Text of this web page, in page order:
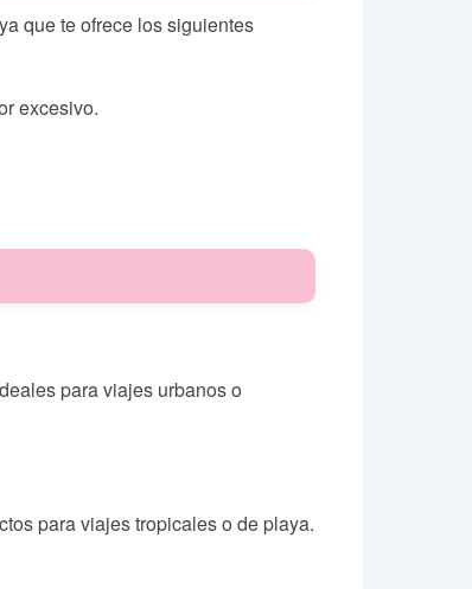
que te ofrece los siguientes
excesivo.
para viajes urbanos o
para viajes tropicales o de playa.